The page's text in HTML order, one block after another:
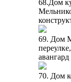
68.Дом
69. Дом
авангард
70. Дом